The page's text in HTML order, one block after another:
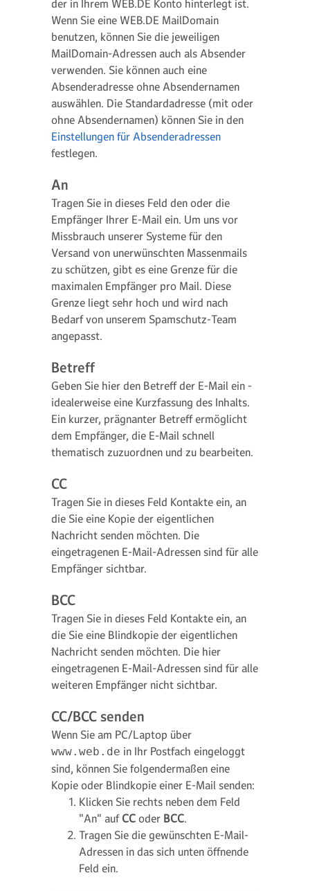
der in Ihrem WEB.DE Konto hinterlegt ist.
Wenn Sie eine WEB.DE MailDomain
benutzen, können Sie die jeweiligen
MailDomain-Adressen auch als Absender
verwenden. Sie können auch eine
Absenderadresse ohne Absendernamen
auswählen. Die Standardadresse (mit oder
ohne Absendernamen) können Sie in den
Einstellungen für Absenderadressen
festlegen.
An
Tragen Sie in dieses Feld den oder die
Empfänger Ihrer E-Mail ein. Um uns vor
Missbrauch unserer Systeme für den
Versand von unerwünschten Massenmails
zu schützen, gibt es eine Grenze für die
maximalen Empfänger pro Mail. Diese
Grenze liegt sehr hoch und wird nach
Bedarf von unserem Spamschutz-Team
angepasst.
Betreff
Geben Sie hier den Betreff der E-Mail ein -
idealerweise eine Kurzfassung des Inhalts.
Ein kurzer, prägnanter Betreff ermöglicht
dem Empfänger, die E-Mail schnell
thematisch zuzuordnen und zu bearbeiten.
CC
Tragen Sie in dieses Feld Kontakte ein, an
die Sie eine Kopie der eigentlichen
Nachricht senden möchten. Die
eingetragenen E-Mail-Adressen sind für alle
Empfänger sichtbar.
BCC
Tragen Sie in dieses Feld Kontakte ein, an
die Sie eine Blindkopie der eigentlichen
Nachricht senden möchten. Die hier
eingetragenen E-Mail-Adressen sind für alle
weiteren Empfänger nicht sichtbar.
CC/BCC senden
Wenn Sie am PC/Laptop über
www.web.de in Ihr Postfach eingeloggt
sind, können Sie folgendermaßen eine
Kopie oder Blindkopie einer E-Mail senden:
Klicken Sie rechts neben dem Feld
"An" auf CC oder BCC.
Tragen Sie die gewünschten E-Mail-
Adressen in das sich unten öffnende
Feld ein.